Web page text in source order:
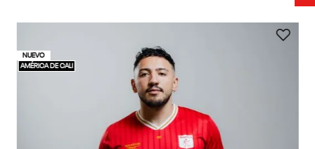
NUEVO
AMÉRICA DE CALI